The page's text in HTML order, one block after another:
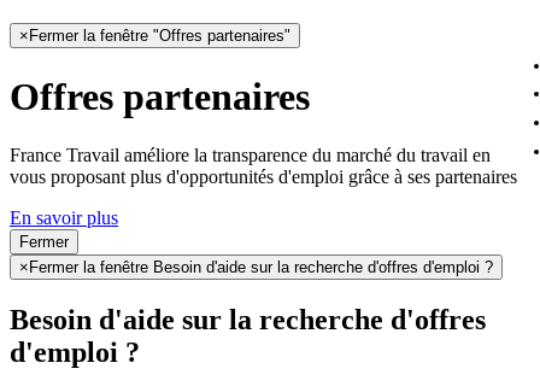
× Fermer la fenêtre "Offres partenaires"
Offres partenaires
France Travail améliore la transparence du marché du travail en
vous proposant plus d'opportunités d'emploi grâce à ses partenaires
En savoir plus
Fermer
× Fermer la fenêtre Besoin d'aide sur la recherche d'offres d'emploi ?
Besoin d'aide sur la recherche d'offres
d'emploi ?